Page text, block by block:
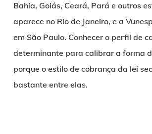
Bahia, Goiás, Ceará, Pará e outros
aparece no Rio de Janeiro, e a
em São Paulo. Conhecer o perfil de
determinante para calibrar a forma
porque o estilo de cobrança da lei
bastante entre elas.